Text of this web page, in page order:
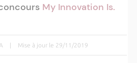
My Innovation Is.
| Mise à jour le 29/11/2019